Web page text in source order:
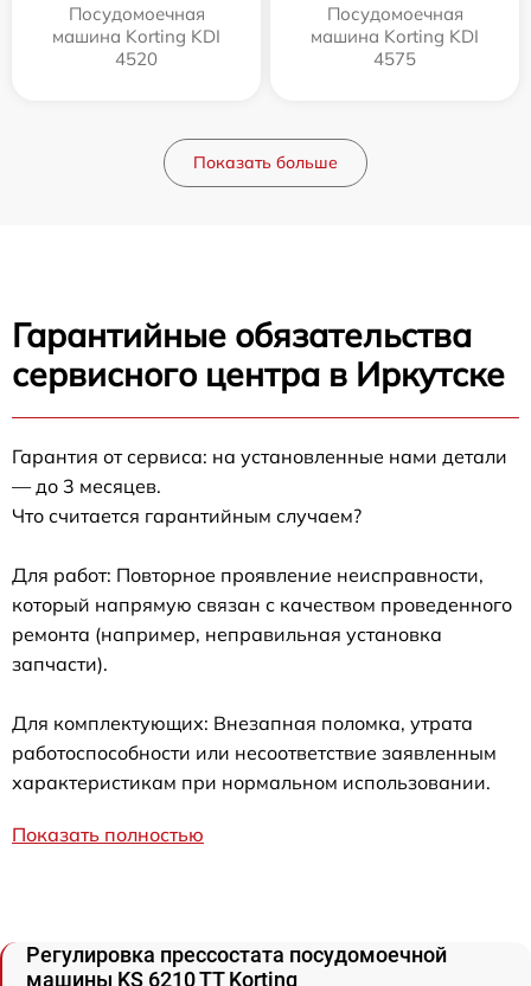
Посудомоечная
машина Korting KDI
4520
Посудомоечная
машина Korting KDI
4575
Показать больше
Гарантийные обязательства
сервисного центра в Иркутске
Гарантия от сервиса: на установленные нами детали
— до 3 месяцев.
Что считается гарантийным случаем?
Для работ: Повторное проявление неисправности,
который напрямую связан с качеством проведенного
ремонта (например, неправильная установка
запчасти).
Для комплектующих: Внезапная поломка, утрата
работоспособности или несоответствие заявленным
характеристикам при нормальном использовании.
Показать полностью
Регулировка прессостата посудомоечной
машины KS 6210 TT Korting